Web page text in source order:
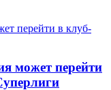
может перейти